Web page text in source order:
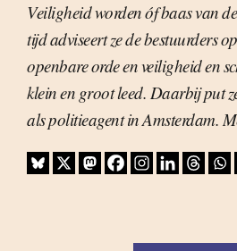
Veiligheid worden óf baas van
tijd adviseert ze de bestuurders
openbare orde en veiligheid en
klein en groot leed. Daarbij put
als politieagent in Amsterdam.